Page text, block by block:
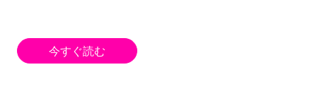
今すぐ読む